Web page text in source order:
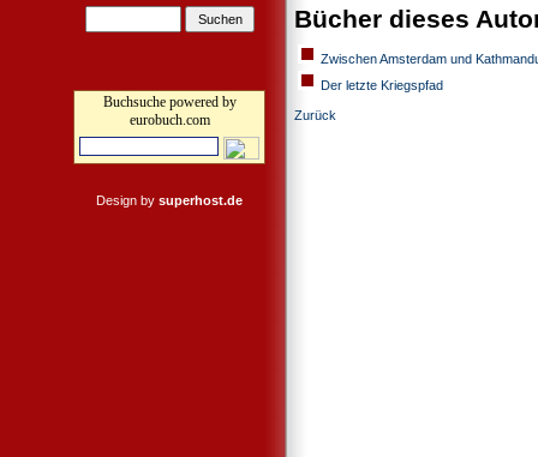
Buchsuche powered by
eurobuch.com
Design by superhost.de
Bücher dieses
Zwischen Amsterdam und
Der letzte Kriegspfad
Zurück